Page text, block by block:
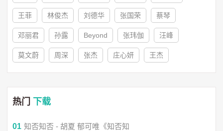
少林（萧忆情）：
此生锻骨净欲 舍身度化
长歌（玄觞）：
一琴一剑 风雅作注
王菲 林俊杰 刘德华 张国荣 蔡琴
邓丽君 孙露 Beyond 张玮伽 汪峰
莫文蔚 周深 张杰 庄心妍 王杰
热门 下载
01 知否知否 - 胡夏 郁可唯《知否知